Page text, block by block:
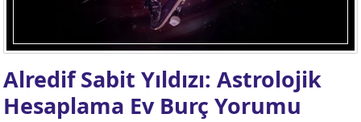
Alredif Sabit Yıldızı: Astrolojik
Hesaplama Ev Burç Yorumu